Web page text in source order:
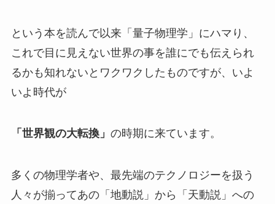
という本を読んで以来「量子物理学」にハマり、
これで目に見えない世界の事を誰にでも伝えられ
るかも知れないとワクワクしたものですが、いよ
いよ時代が
「世界観の大転換」 の時期に来ています。
多くの物理学者や、最先端のテクノロジーを扱う
人々が揃ってあの「地動説」から「天動説」への